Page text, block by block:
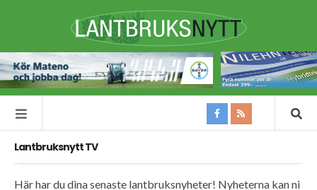
Lantbruksnytt TV
Här har du dina senaste lantbruksnyheter! Nyheterna kan ni